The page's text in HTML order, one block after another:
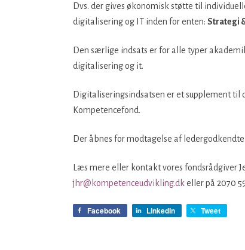
Dvs. der gives økonomisk støtte til
digitalisering og IT inden for enten: Strategi
Den særlige indsats er for alle typer
digitalisering og it.
Digitaliseringsindsatsen er et supplement
Kompetencefond.
Der åbnes for modtagelse af
Læs mere eller kontakt vores fondsrådgiver
jhr@kompetenceudvikling.dk eller på 2070
Facebook LinkedIn Tweet